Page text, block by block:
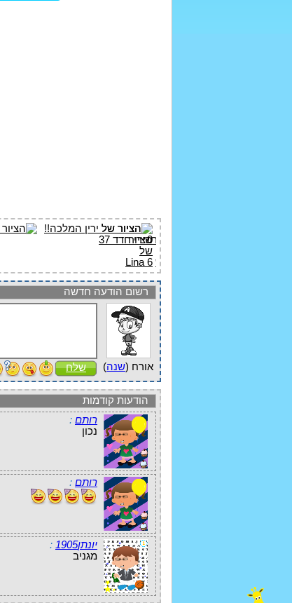
רשום הודעה חדשה
אורח (שנה) שלח
הודעות קודמות
רותם :
נכון
רותם :
יונתן1905 :
מגניב